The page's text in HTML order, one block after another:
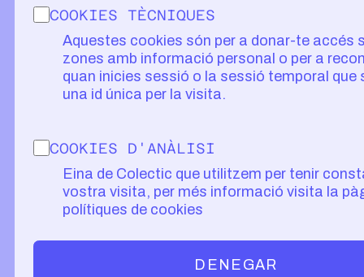
COOKIES TÈCNIQUES
Aquestes cookies són per a donar-te accés
zones amb informació personal o per a
quan inicies sessió o la sessió temporal que
una id única per la visita.
COOKIES D'ANÀLISI
Eina de Colectic que utilitzem per tenir
vostra visita, per més informació visita la
polítiques de cookies
DENEGAR